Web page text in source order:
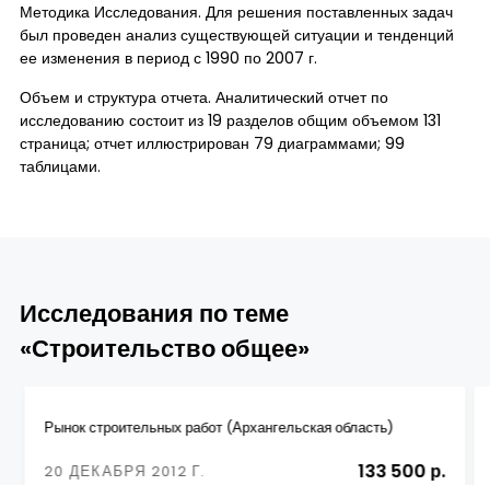
Методика Исследования. Для решения поставленных задач
был проведен анализ существующей ситуации и тенденций
ее изменения в период с 1990 по 2007 г.
Объем и структура отчета. Аналитический отчет по
исследованию состоит из 19 разделов общим объемом 131
страница; отчет иллюстрирован 79 диаграммами; 99
таблицами.
Исследования по теме
«Строительство общее»
Рынок строительных работ (Архангельская область)
20 ДЕКАБРЯ 2012 Г. 133 500 р.